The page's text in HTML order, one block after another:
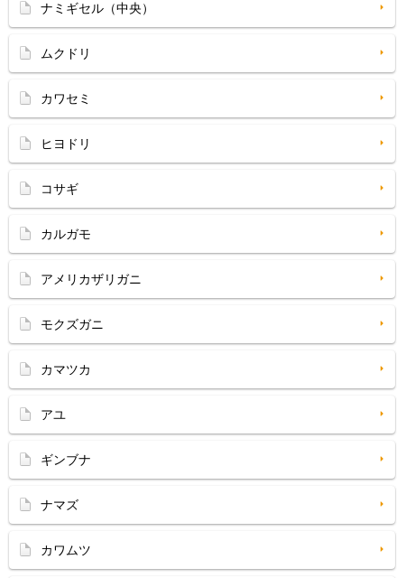
ナミギセル（中央）
ムクドリ
カワセミ
ヒヨドリ
コサギ
カルガモ
アメリカザリガニ
モクズガニ
カマツカ
アユ
ギンブナ
ナマズ
カワムツ